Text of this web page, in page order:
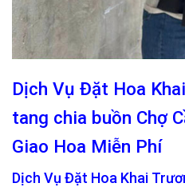
Dịch Vụ Đặt Hoa
tang chia buồn Chợ
Giao Hoa Miễn Phí
Dịch Vụ Đặt Hoa Khai